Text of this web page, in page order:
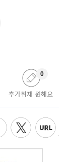
추가취재 원해요
0